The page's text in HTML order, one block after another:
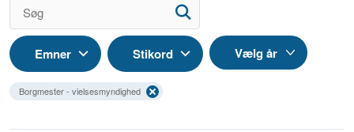
Emner Stikord
Borgmester - vielsesmyndighed